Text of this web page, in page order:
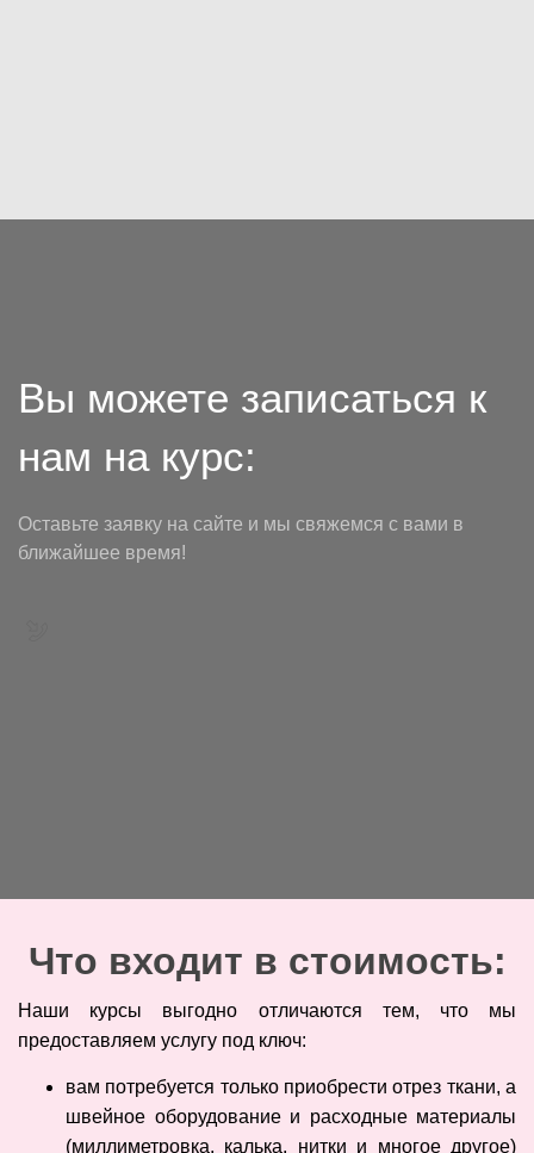
Вы можете записаться к
нам на курс:
Оставьте заявку на сайте и мы свяжемся с вами в
ближайшее время!
Что входит в стоимость:
Наши курсы выгодно отличаются тем, что мы
предоставляем услугу под ключ:
вам потребуется только приобрести отрез ткани, а
швейное оборудование и расходные материалы
(миллиметровка, калька, нитки и многое другое)